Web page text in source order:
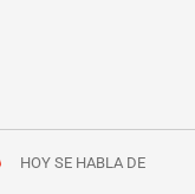
HOY SE HABLA DE